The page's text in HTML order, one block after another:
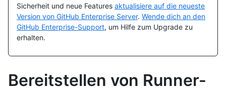
Sicherheit und neue Features aktualisiere auf die neueste
Version von GitHub Enterprise Server. Wende dich an den
GitHub Enterprise-Support, um Hilfe zum Upgrade zu
erhalten.
Bereitstellen von Runner-